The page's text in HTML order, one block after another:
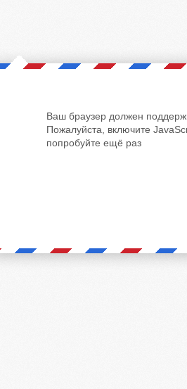
Ваш браузер должен
Пожалуйста, включите
попробуйте ещё раз